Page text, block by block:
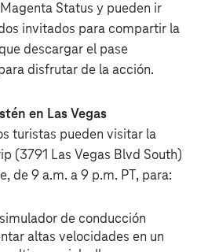
Status y pueden ir
invitados para compartir la
descargar el pase
disfrutar de la acción.
en Las Vegas
turistas pueden visitar la
(3791 Las Vegas Blvd South)
de 9 a.m. a 9 p.m. PT, para:
de conducción
altas velocidades en un